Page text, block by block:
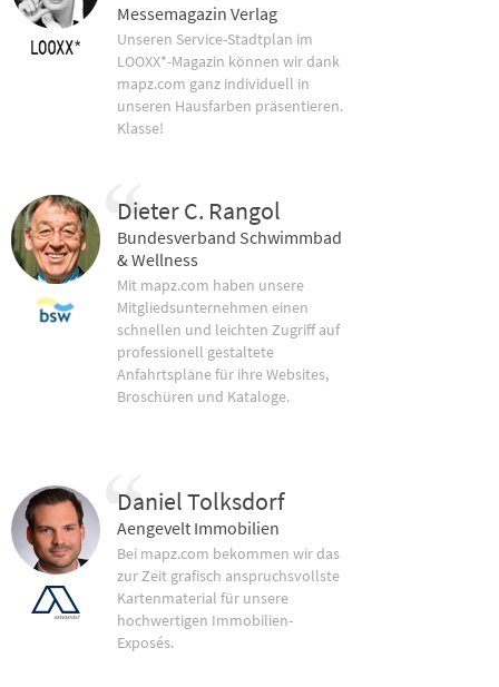
Messemagazin Verlag
Unseren Service-Stadtplan im
LOOXX*-Magazin können wir dank
mapz.com ganz individuell in
unseren Hausfarben präsentieren.
Klasse!
Dieter C. Rangol
Bundesverband Schwimmbad
& Wellness
Mit mapz.com haben unsere
Mitgliedsunternehmen einen
schnellen und leichten Zugriff auf
professionell gestaltete
Anfahrtspläne für ihre Websites,
Broschüren und Kataloge.
Daniel Tolksdorf
Aengevelt Immobilien
Bei mapz.com bekommen wir das
zur Zeit grafisch anspruchsvollste
Kartenmaterial für unsere
hochwertigen Immobilien-
Exposés.